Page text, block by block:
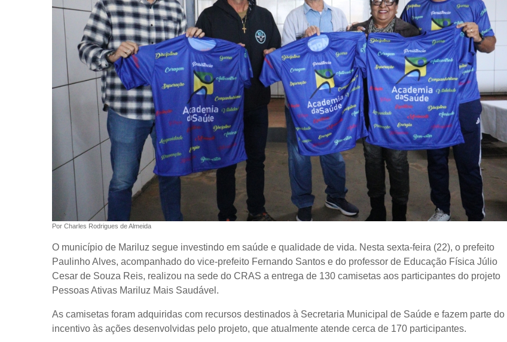
Por Charles Rodrigues de Almeida
O município de Mariluz segue investindo em saúde e qualidade de vida. Nesta sexta-feira (22), o prefeito
Paulinho Alves, acompanhado do vice-prefeito Fernando Santos e do professor de Educação Física Júlio
Cesar de Souza Reis, realizou na sede do CRAS a entrega de 130 camisetas aos participantes do projeto
Pessoas Ativas Mariluz Mais Saudável.
As camisetas foram adquiridas com recursos destinados à Secretaria Municipal de Saúde e fazem parte do
incentivo às ações desenvolvidas pelo projeto, que atualmente atende cerca de 170 participantes.